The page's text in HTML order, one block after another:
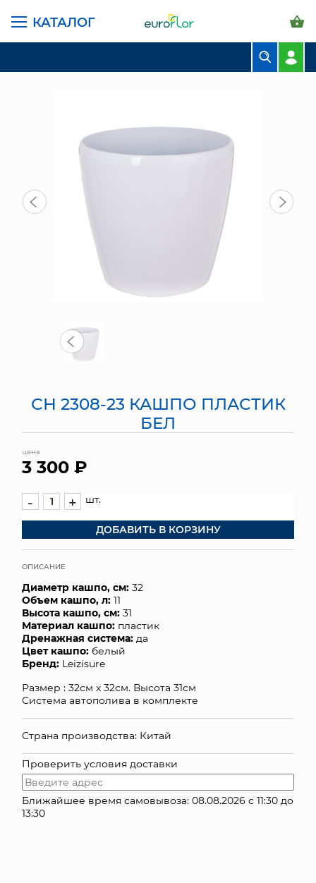
КАТАЛОГ
СВАДЕБНАЯ ФЛОРИСТИКА
ЯЩИКИ
СУНДУКИ
ПОДАРОЧНЫЕ КАРТЫ
ОПТОВЫМ КЛИЕНТАМ
ДОСТАВКА И ОПЛАТА
ГЛАВНАЯ СТРАНИЦА КАТАЛОГ
ГОРШКИ И КАШПО
СН 2308-23 КАШПО ПЛАСТИК
БЕЛ
цена
3 300 ₽
- + шт.
ДОБАВИТЬ В КОРЗИНУ
ОПИСАНИЕ
Диаметр кашпо, см: 32
Объем кашпо, л: 11
Высота кашпо, см: 31
Материал кашпо: пластик
Дренажная система: да
Цвет кашпо: белый
Бренд: Leizisure
Размер : 32см х 32см. Высота 31см
Система автополива в комплекте
Страна производства: Китай
Проверить условия доставки
Ближайшее время самовывоза: 08.08.2026 с 11:30 до
13:30